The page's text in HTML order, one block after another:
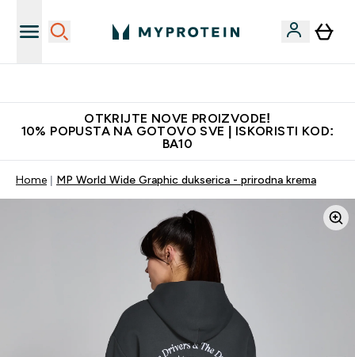
OTKRIJTE NOVE PROIZVODE!
10% POPUSTA NA GOTOVO SVE | ISKORISTI KOD:
BA10
Home MP World Wide Graphic dukserica - prirodna krema